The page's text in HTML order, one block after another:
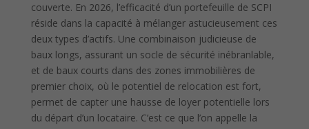
couverte. En 2026, l’efficacité d’un portefeuille de SCPI
réside dans la capacité à mélanger astucieusement ces
deux types d’actifs. Une combinaison judicieuse de
baux longs, assurant un socle de sécurité inébranlable,
et de baux courts dans des zones immobilières de
premier choix, où le potentiel de relocation est fort,
permet de capter une hausse de loyer potentielle lors
du départ d’un locataire. C’est ce que l’on appelle la